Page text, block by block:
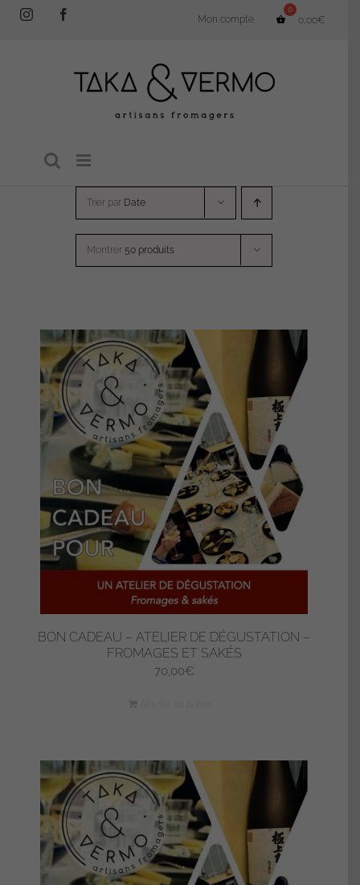
PasserInstagram Mon compte 0,00€
Trier par Date
Montrer 50 produits
BON CADEAU – ATELIER DE DÉGUSTATION –
FROMAGES ET SAKÉS
70,00€